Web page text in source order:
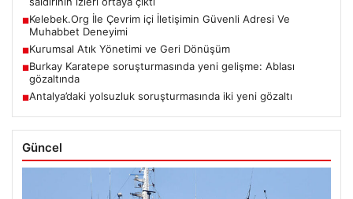
■Kelebek.Org İle Çevrim içi İletişimin Güvenli Adresi Ve
Muhabbet Deneyimi
■Kurumsal Atık Yönetimi ve Geri Dönüşüm
■Burkay Karatepe soruşturmasında yeni gelişme: Ablası
gözaltında
■Antalya’daki yolsuzluk soruşturmasında iki yeni gözaltı
Güncel